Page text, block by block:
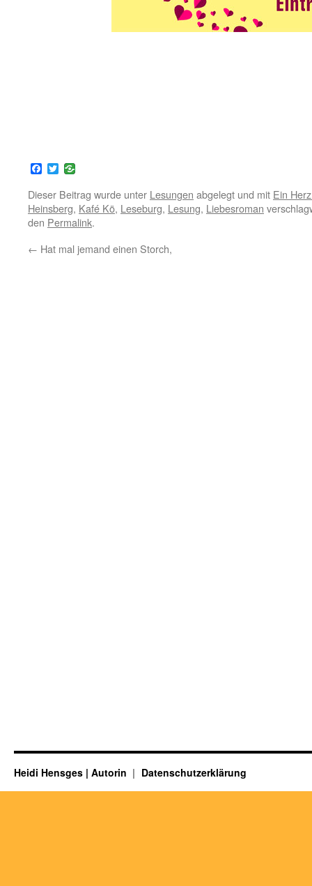
Facebook
Twitter
Dieser Beitrag wurde unter Lesungen abgelegt und mit Ein
Heinsberg, Kafé Kö, Leseburg, Lesung, Liebesroman
den Permalink.
← Hat mal jemand einen Storch,
Heidi Hensges | Autorin Datenschutzerklärung